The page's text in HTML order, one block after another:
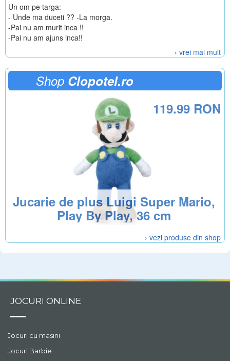
Un om pe targa:
- Unde ma duceti ?? -La morga.
-Pai nu am murit inca !!
-Pai nu am ajuns inca!!
› vrei mai mult
Shop Clopotel.ro
Jucarie de plus Luigi Super Mario,
Play By Play, 36 cm
119.99 RON
› vezi produse din shop
JOCURI ONLINE
Jocuri cu masini
Jocuri Barbie